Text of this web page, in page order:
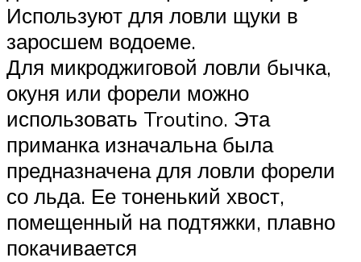
Используют для ловли щуки в
заросшем водоеме.
Для микроджиговой ловли бычка,
окуня или форели можно
использовать Troutino. Эта
приманка изначальна была
предназначена для ловли форели
со льда. Ее тоненький хвост,
помещенный на подтяжки, плавно
покачивается